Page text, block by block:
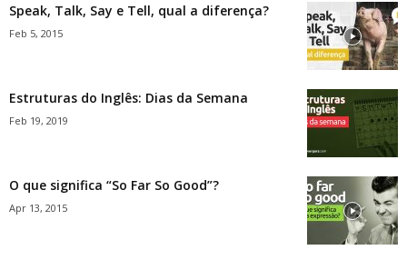
Speak, Talk, Say e Tell, qual a diferença?
Feb 5, 2015
Estruturas do Inglês: Dias da Semana
Feb 19, 2019
O que significa “So Far So Good”?
Apr 13, 2015